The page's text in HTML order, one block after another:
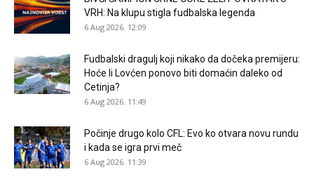
VRH: Na klupu stigla fudbalska legenda
6 Aug 2026. 12:09
Fudbalski dragulj koji nikako da dočeka premijeru:
Hoće li Lovćen ponovo biti domaćin daleko od
Cetinja?
6 Aug 2026. 11:49
Počinje drugo kolo CFL: Evo ko otvara novu rundu
i kada se igra prvi meč
6 Aug 2026. 11:39